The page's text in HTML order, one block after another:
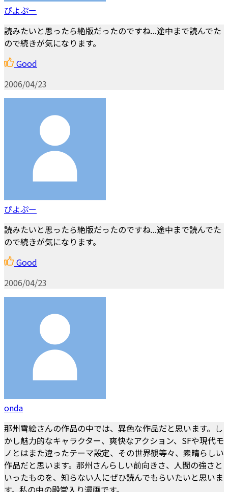
ぴよぷー
読みたいと思ったら絶版だったのですね...途中まで読んでた
ので続きが気になります。
Good
2006/04/23
ぴよぷー
読みたいと思ったら絶版だったのですね...途中まで読んでた
ので続きが気になります。
Good
2006/04/23
onda
那州雪絵さんの作品の中では、異色な作品だと思います。し
かし魅力的なキャラクター、爽快なアクション、SFや現代モ
ノとはまた違ったテーマ設定、その世界観等々、素晴らしい
作品だと思います。那州さんらしい前向きさ、人間の強さと
いったものを、知らない人にぜひ読んでもらいたいと思いま
す。私の中の殿堂入り漫画です。